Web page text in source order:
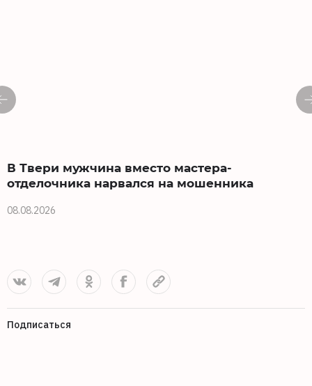
В Твери мужчина вместо мастера-
отделочника нарвался на мошенника
08.08.2026
Подписаться